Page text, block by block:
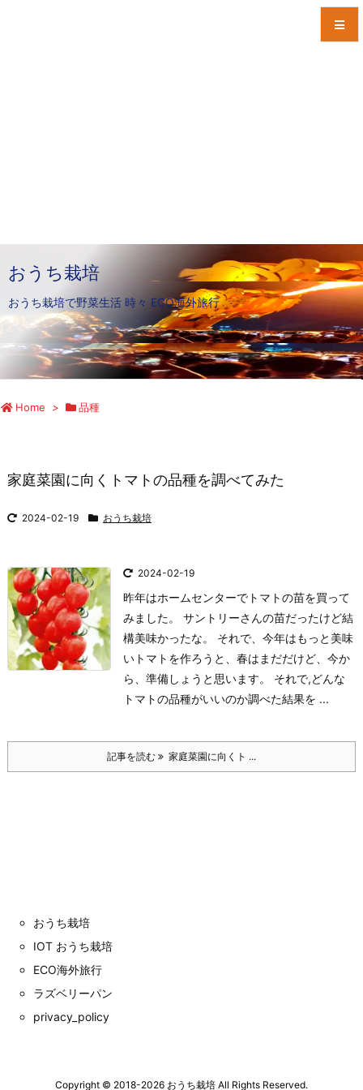
おうち栽培
おうち栽培で野菜生活 時々 ECO海外旅行
検索
Home > 品種
家庭菜園に向くトマトの品種を調べてみた
2024-02-19 おうち栽培
2024-02-19
昨年はホームセンターでトマトの苗を買って
みました。 サントリーさんの苗だったけど結
構美味かったな。 それで、今年はもっと美味
いトマトを作ろうと、春はまだだけど、今か
ら、準備しょうと思います。 それで,どんな
トマトの品種がいいのか調べた結果を ...
記事を読む 家庭菜園に向くト ...
おうち栽培
IOT おうち栽培
ECO海外旅行
ラズベリーパン
privacy_policy
Copyright © 2018-2026 おうち栽培 All Rights Reserved.